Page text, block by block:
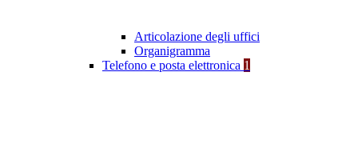
Articolazione degli uffici
Organigramma
Telefono e posta elettronica 1